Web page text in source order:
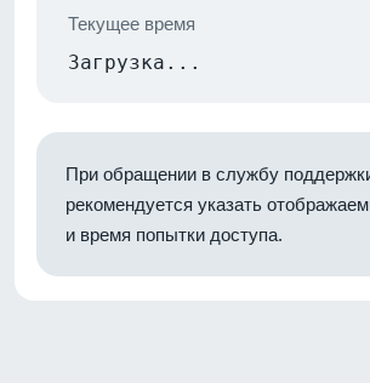
Текущее время
Загрузка...
При обращении в службу
рекомендуется указать
и время попытки доступа.